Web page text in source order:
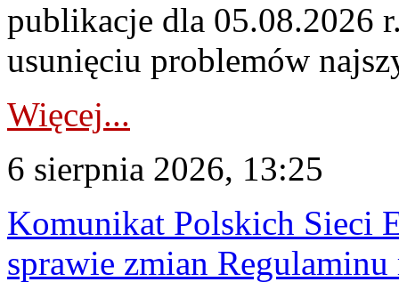
publikacje dla 05.08.2026
usunięciu problemów
Więcej...
6 sierpnia 2026, 13:25
Komunikat Polskich Sieci
sprawie zmian